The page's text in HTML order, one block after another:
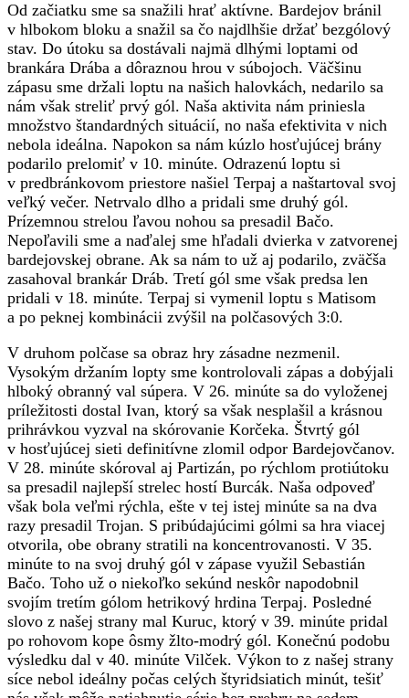
Od začiatku sme sa snažili hrať aktívne. Bardejov bránil
v hlbokom bloku a snažil sa čo najdlhšie držať bezgólový
stav. Do útoku sa dostávali najmä dlhými loptami od
brankára Drába a dôraznou hrou v súbojoch. Väčšinu
zápasu sme držali loptu na našich halovkách, nedarilo sa
nám však streliť prvý gól. Naša aktivita nám priniesla
množstvo štandardných situácií, no naša efektivita v nich
nebola ideálna. Napokon sa nám kúzlo hosťujúcej brány
podarilo prelomiť v 10. minúte. Odrazenú loptu si
v predbránkovom priestore našiel Terpaj a naštartoval svoj
veľký večer. Netrvalo dlho a pridali sme druhý gól.
Prízemnou strelou ľavou nohou sa presadil Bačo.
Nepoľavili sme a naďalej sme hľadali dvierka v zatvorenej
bardejovskej obrane. Ak sa nám to už aj podarilo, zväčša
zasahoval brankár Dráb. Tretí gól sme však predsa len
pridali v 18. minúte. Terpaj si vymenil loptu s Matisom
a po peknej kombinácii zvýšil na polčasových 3:0.
V druhom polčase sa obraz hry zásadne nezmenil.
Vysokým držaním lopty sme kontrolovali zápas a dobýjali
hlboký obranný val súpera. V 26. minúte sa do vyloženej
príležitosti dostal Ivan, ktorý sa však nesplašil a krásnou
prihrávkou vyzval na skórovanie Korčeka. Štvrtý gól
v hosťujúcej sieti definitívne zlomil odpor Bardejovčanov.
V 28. minúte skóroval aj Partizán, po rýchlom protiútoku
sa presadil najlepší strelec hostí Burcák. Naša odpoveď
však bola veľmi rýchla, ešte v tej istej minúte sa na dva
razy presadil Trojan. S pribúdajúcimi gólmi sa hra viacej
otvorila, obe obrany stratili na koncentrovanosti. V 35.
minúte to na svoj druhý gól v zápase využil Sebastián
Bačo. Toho už o niekoľko sekúnd neskôr napodobnil
svojím tretím gólom hetrikový hrdina Terpaj. Posledné
slovo z našej strany mal Kuruc, ktorý v 39. minúte pridal
po rohovom kope ôsmy žlto-modrý gól. Konečnú podobu
výsledku dal v 40. minúte Vilček. Výkon to z našej strany
síce nebol ideálny počas celých štyridsiatich minút, tešiť